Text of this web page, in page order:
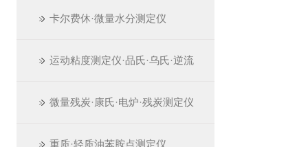
卡尔费休·微量水分测定仪
运动粘度测定仪·品氏·乌氏·逆流
微量残炭·康氏·电炉·残炭测定仪
重质·轻质油苯胺点测定仪